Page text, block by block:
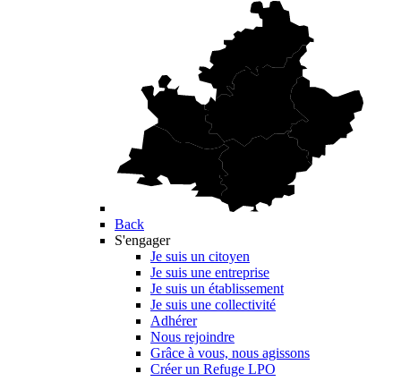
Back
S'engager
Je suis un citoyen
Je suis une entreprise
Je suis un établissement
Je suis une collectivité
Adhérer
Nous rejoindre
Grâce à vous, nous agissons
Créer un Refuge LPO